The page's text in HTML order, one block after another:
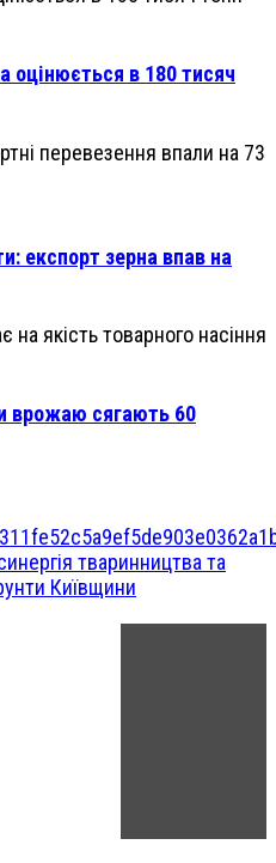
оцінюється в 180 тисяч
експорт зерна впав на
врожаю сягають 60
тваринництва та
Київщини